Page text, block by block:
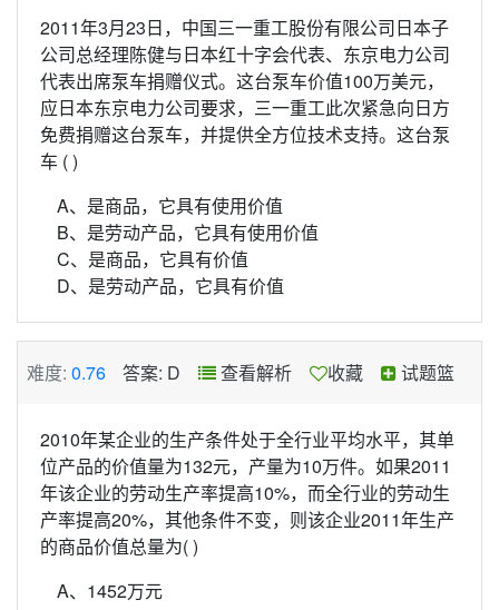
2011年3月23日，中国三一重工股份有限公司日本子
公司总经理陈健与日本红十字会代表、东京电力公司
代表出席泵车捐赠仪式。这台泵车价值100万美元，
应日本东京电力公司要求，三一重工此次紧急向日方
免费捐赠这台泵车，并提供全方位技术支持。这台泵
车 ( )
A、是商品，它具有使用价值
B、是劳动产品，它具有使用价值
C、是商品，它具有价值
D、是劳动产品，它具有价值
难度: 0.76 答案: D 查看解析 收藏 试题篮
2010年某企业的生产条件处于全行业平均水平，其单
位产品的价值量为132元，产量为10万件。如果2011
年该企业的劳动生产率提高10%，而全行业的劳动生
产率提高20%，其他条件不变，则该企业2011年生产
的商品价值总量为( )
A、1452万元